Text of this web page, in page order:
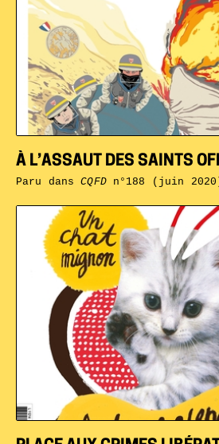
À L’ASSAUT DES SAINTS
Paru dansCQFDn°188 (juin